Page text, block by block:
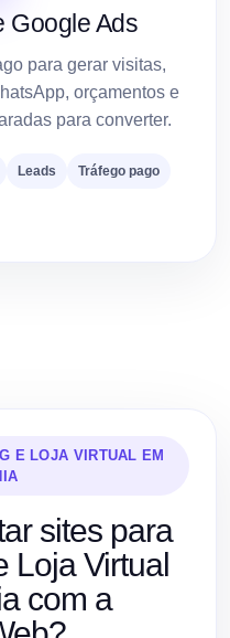
Google Ads
para gerar visitas,
orçamentos e
para converter.
Leads Tráfego pago
E LOJA VIRTUAL EM
sites para
Loja Virtual
com a